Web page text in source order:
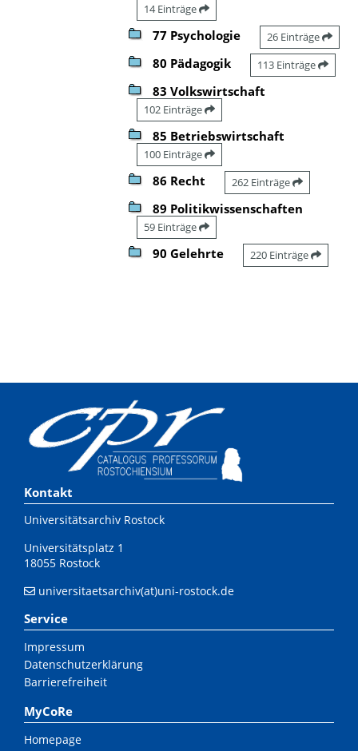
14 Einträge
77 Psychologie 26 Einträge
80 Pädagogik 113 Einträge
83 Volkswirtschaft
102 Einträge
85 Betriebswirtschaft
100 Einträge
86 Recht 262 Einträge
89 Politikwissenschaften
59 Einträge
90 Gelehrte 220 Einträge
Kontakt
Universitätsarchiv Rostock
Universitätsplatz 1
18055 Rostock
universitaetsarchiv(at)uni-rostock.de
Service
Impressum
Datenschutzerklärung
Barrierefreiheit
MyCoRe
Homepage